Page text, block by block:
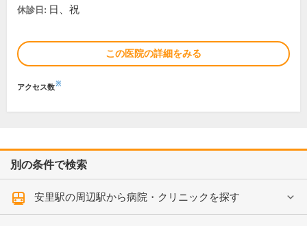
休診日: 日、祝
この医院の詳細をみる
アクセス数※
別の条件で検索
安里駅の周辺駅から病院・クリニックを探す